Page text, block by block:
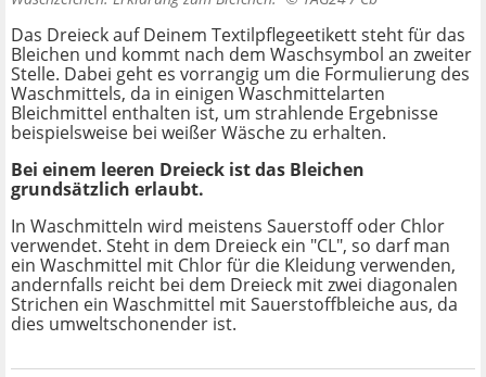
Das Dreieck auf Deinem Textilpflegeetikett steht für das
Bleichen und kommt nach dem Waschsymbol an zweiter
Stelle. Dabei geht es vorrangig um die Formulierung des
Waschmittels, da in einigen Waschmittelarten
Bleichmittel enthalten ist, um strahlende Ergebnisse
beispielsweise bei weißer Wäsche zu erhalten.
Bei einem leeren Dreieck ist das Bleichen
grundsätzlich erlaubt.
In Waschmitteln wird meistens Sauerstoff oder Chlor
verwendet. Steht in dem Dreieck ein "CL", so darf man
ein Waschmittel mit Chlor für die Kleidung verwenden,
andernfalls reicht bei dem Dreieck mit zwei diagonalen
Strichen ein Waschmittel mit Sauerstoffbleiche aus, da
dies umweltschonender ist.